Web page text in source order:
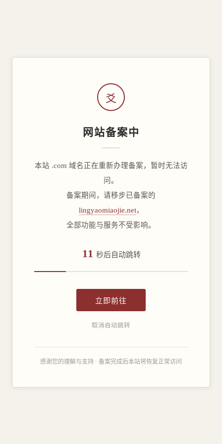
爻
网站备案中
本站 .com 域名正在重新办理备案，暂时无法访
问。
备案期间，请移步已备案的
lingyaomiaojie.net，
全部功能与服务不受影响。
11 秒后自动跳转
立即前往
取消自动跳转
感谢您的理解与支持 · 备案完成后本站将恢复正常访问